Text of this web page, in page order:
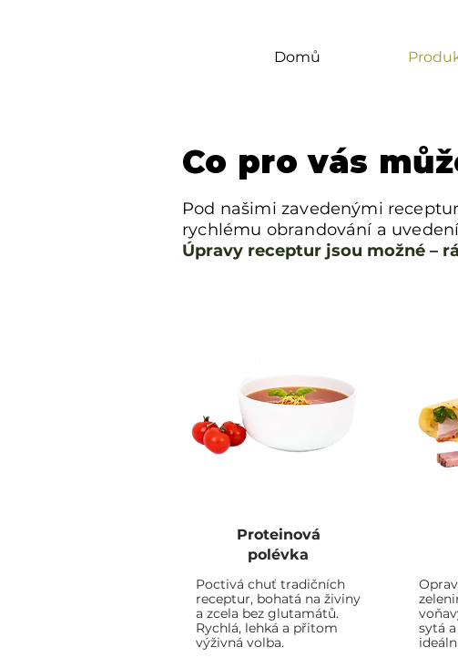
Domů
Co pro vás
Pod našimi zavedenými
rychlému obrandování a
Úpravy receptur jsou možné –
Proteinová
polévka
Poctivá chuť tradičních
receptur, bohatá na živiny
a zcela bez glutamátů.
Rychlá, lehká a přitom
výživná volba.
sytá